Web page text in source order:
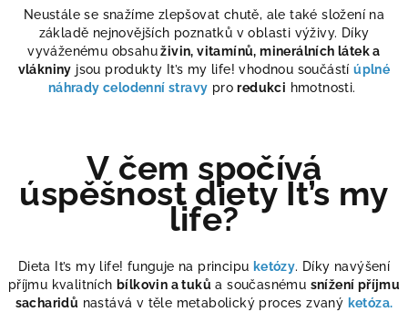
Neustále se snažíme zlepšovat chutě, ale také složení na
základě nejnovějších poznatků v oblasti výživy. Díky
vyváženému obsahuživin, vitamínů, minerálních látek a
vlákniny jsou produkty It’s my life! vhodnou součástíúplné
náhrady celodenní stravy proredukci hmotnosti.
V čem spočívá
úspěšnost diety It’s my
life?
Dieta It’s my life! funguje na principu ketózy. Díky navýšení
příjmu kvalitních bílkovin a tuků a současnému snížení příjmu
sacharidů nastává v těle metabolický proces zvaný ketóza.